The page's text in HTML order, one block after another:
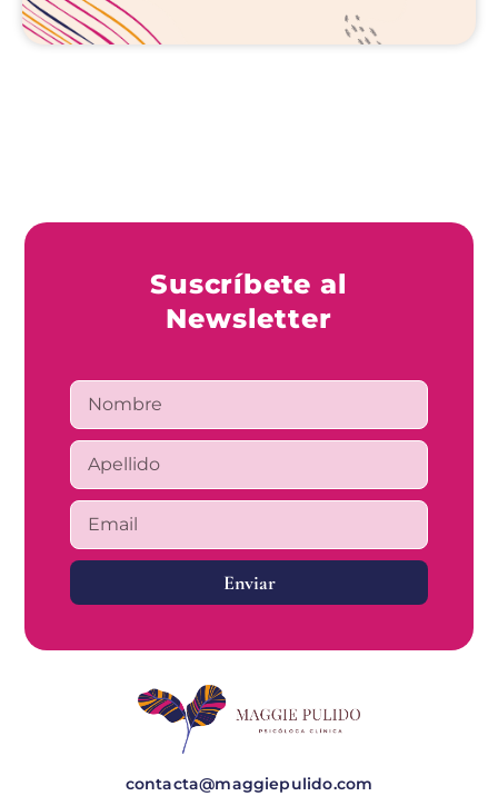
Suscríbete al
Newsletter
Enviar
contacta@maggiepulido.com